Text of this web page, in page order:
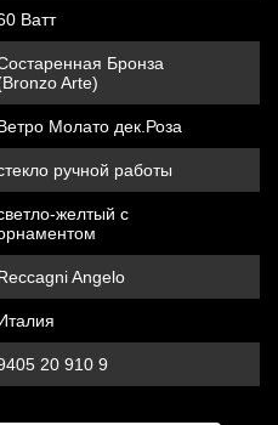
Ватт
Бронза
Arte)
Молато дек.Роза
ручной работы
желтый с
Angelo
20 910 9